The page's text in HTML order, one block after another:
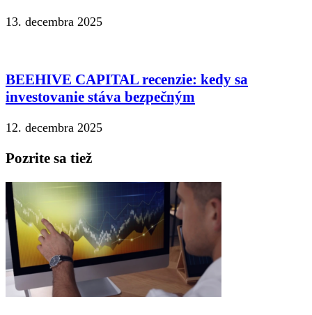
13. decembra 2025
BEEHIVE CAPITAL recenzie: kedy sa
investovanie stáva bezpečným
12. decembra 2025
Pozrite sa tiež